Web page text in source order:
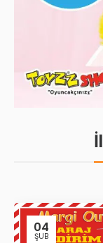
04
ŞUB